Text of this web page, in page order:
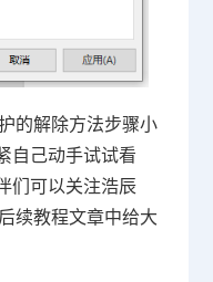
的解除方法步骤小
自己动手试试看
们可以关注浩辰
续教程文章中给大